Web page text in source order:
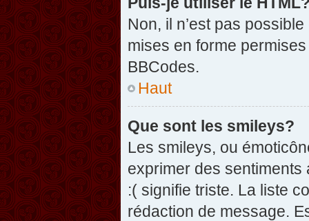
Non, il n’est pas
mises en forme
BBCodes.
Haut
Que sont les smileys?
Les smileys, ou
exprimer des
:( signifie triste. La liste
rédaction de message.